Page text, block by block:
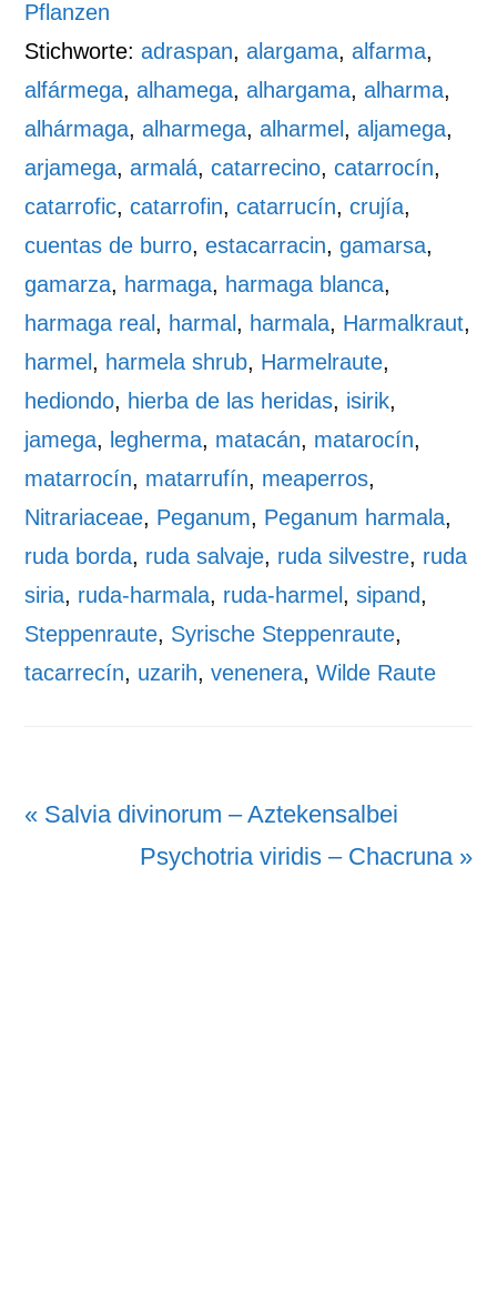
Pflanzen
Stichworte:adraspan,alargama,alfarma,
alfármega,alhamega,alhargama,alharma,
alhármaga,alharmega,alharmel ,aljamega,
arjamega,armalá,catarrecino,catarrocín,
catarrofic,catarrofin,catarrucín,crujía,
cuentas de burro,estacarracin,gamarsa,
gamarza, harmaga, harmaga blanca,
harmaga real , harmal , harmala, Harmalkraut,
harmel , harmela shrub, Harmelraute,
hediondo, hierba de las heridas, isirik,
jamega, legherma, matacán, matarocín,
matarrocín, matarrufín, meaperros,
Nitrariaceae, Peganum, Peganum harmala,
ruda borda, ruda salvaje, ruda silvestre, ruda
siria, ruda-harmala, ruda-harmel ,sipand,
Steppenraute, Syrische Steppenraute,
tacarrecín, uzarih,venenera,Wilde Raute
Vorheriger
« Salvia divinorum – Aztekensalbei
Nächster
Psychotria viridis – Chacruna »